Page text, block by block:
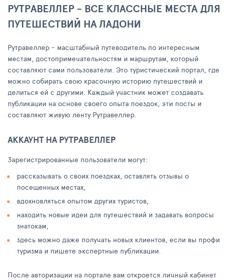
РУТРАВЕЛЛЕР - ВСЕ КЛАССНЫЕ МЕСТА ДЛЯ
ПУТЕШЕСТВИЙ НА ЛАДОНИ
Рутравеллер - масштабный путеводитель по интересным
местам, достопримечательностям и маршрутам, который
составляют сами пользователи. Это туристический портал, где
можно собирать свою красочную историю путешествий и
делиться ей с другими. Каждый участник может создавать
публикации на основе своего опыта поездок, эти посты и
составляют живую ленту Рутравеллер.
АККАУНТ НА РУТРАВЕЛЛЕР
Зарегистрированные пользователи могут:
рассказывать о своих поездках, оставлять отзывы о
посещенных местах,
вдохновляться опытом других туристов,
находить новые идеи для путешествий и задавать вопросы
знатокам,
здесь можно даже получать новых клиентов, если вы профи
туризма и пишете экспертные публикации.
После авторизации на портале вам откроется личный кабинет